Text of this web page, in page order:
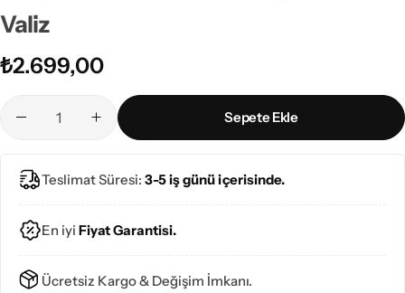
Valiz
₺2.699,00
Sepete Ekle
Teslimat Süresi: 3-5 iş günü içerisinde.
En iyi Fiyat Garantisi.
Ücretsiz Kargo & Değişim İmkanı.